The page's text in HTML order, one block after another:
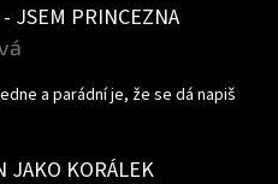
JSEM PRINCEZNA
5 z 5 hvězdiček.
a parádní je, že se dá napiš
KORÁLEK